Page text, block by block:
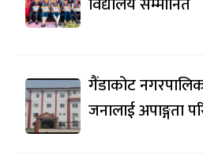
गैंडाकोट
जनालाई अपाङ्गता